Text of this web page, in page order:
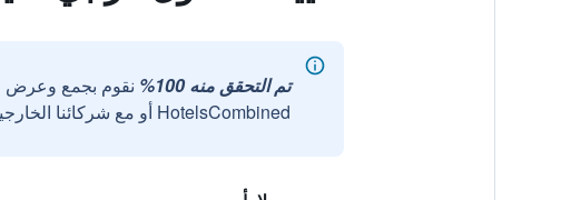
تم التحقق منه 100%
نقوم بجمع وعرض
HotelsCombined أو مع شركائنا الخارجيين الموثوقين.